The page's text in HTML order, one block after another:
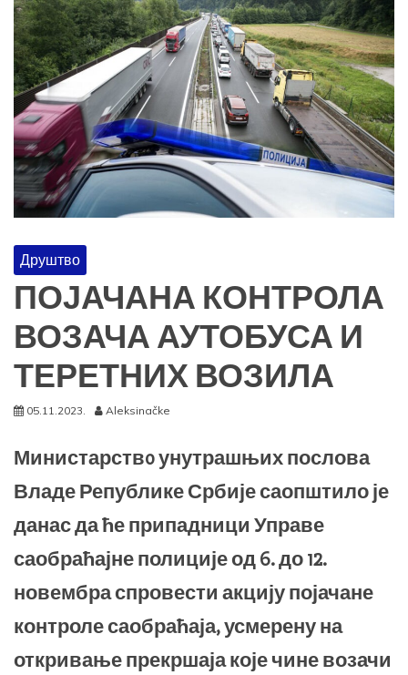
Друштво
ПОЈАЧАНА КОНТРОЛА
ВОЗАЧА АУТОБУСА И
ТЕРЕТНИХ ВОЗИЛА
05.11.2023. Aleksinačke
Министарствo унутрашњих послова
Владе Републике Србије саопштило је
данас да ће припадници Управе
саобраћајне полиције од 6. до 12.
новембра спровести акцију појачане
контроле саобраћаја, усмерену на
откривање прекршаја које чине возачи